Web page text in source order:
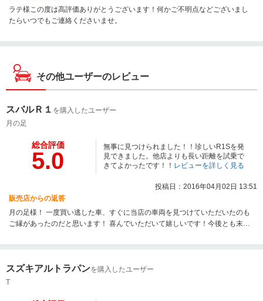
ラテ様この度は高評価ありがとうございます！何かご不明点などございまし
たらいつでもご連絡くださいませ。
その他ユーザーのレビュー
スバルＲ１ を購入したユーザー
月の足
総合評価
5.0
無事に見つけられました！！珍しいR1Sを発
見できました。他店よりも長い距離を試乗で
きてよかったです！！ レビューを詳しく見る
投稿日：2016年04月02日 13:51
販売店からの返答
月の足様！ 一度買い逃した車、すぐに当店の車両を見つけていただいたのも
ご縁があったのだと思います！ 喜んでいただいて嬉しいです！今後とも末長
スズキアルトラパンを購入したユーザー
T